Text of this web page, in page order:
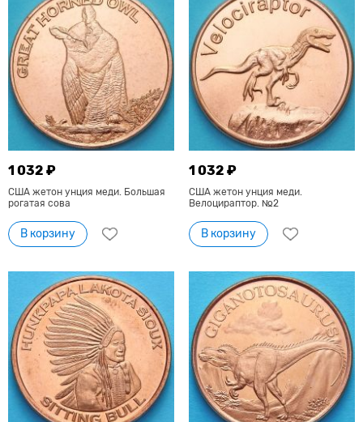
1 032 ₽
США жетон унция меди. Большая
рогатая сова
В корзину
1 032 ₽
США жетон унция меди.
Велоцираптор. №2
В корзину